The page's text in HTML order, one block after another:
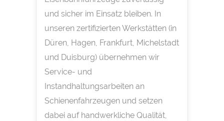
und sicher im Einsatz bleiben. In
unseren zertifizierten Werkstätten (in
Düren, Hagen, Frankfurt, Michelstadt
und Duisburg) übernehmen wir
Service- und
Instandhaltungsarbeiten an
Schienenfahrzeugen und setzen
dabei auf handwerkliche Qualität,